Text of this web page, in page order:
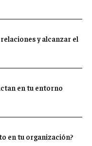
y alcanzar el
en tu entorno
en tu organización?